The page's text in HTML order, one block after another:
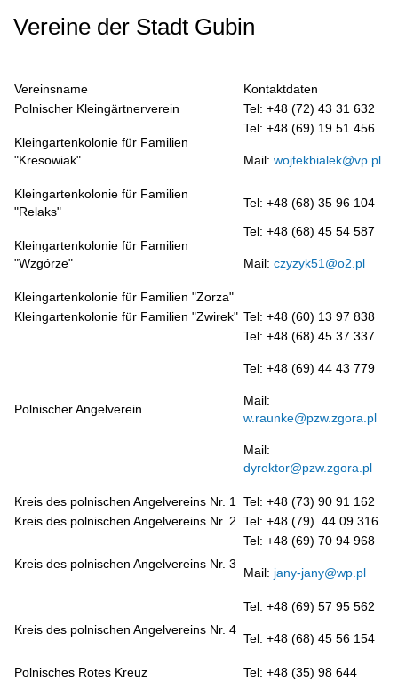
Vereine der Stadt Gubin
Vereinsname
Kontaktdaten
Polnischer Kleingärtnerverein
Tel: +48 (72) 43 31 632
Kleingartenkolonie für Familien
"Kresowiak"
Tel: +48 (69) 19 51 456
Mail: wojtekbialek@vp.pl
Kleingartenkolonie für Familien
"Relaks"
Tel: +48 (68) 35 96 104
Kleingartenkolonie für Familien
"Wzgórze"
Tel: +48 (68) 45 54 587
Mail: czyzyk51@o2.pl
Kleingartenkolonie für Familien "Zorza"
Kleingartenkolonie für Familien "Zwirek" Tel: +48 (60) 13 97 838
Polnischer Angelverein
Tel: +48 (68) 45 37 337
Tel: +48 (69) 44 43 779
Mail:
w.raunke@pzw.zgora.pl
Mail:
dyrektor@pzw.zgora.pl
Kreis des polnischen Angelvereins Nr. 1 Tel: +48 (73) 90 91 162
Kreis des polnischen Angelvereins Nr. 2 Tel: +48 (79) 44 09 316
Kreis des polnischen Angelvereins Nr. 3
Tel: +48 (69) 70 94 968
Mail: jany-jany@wp.pl
Kreis des polnischen Angelvereins Nr. 4
Tel: +48 (69) 57 95 562
Tel: +48 (68) 45 56 154
Polnisches Rotes Kreuz
Tel: +48 (35) 98 644